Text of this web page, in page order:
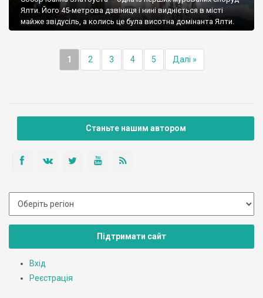
Ялти. Його 45-метрова дзвіниця і нині видніється в місті
майже звідусіль, а колись це була висотна домінанта Ялти.
1 2 3 4 5 Далі »
Станьте нашим автором
Підтримати сайт
Вхід
Реєстрація